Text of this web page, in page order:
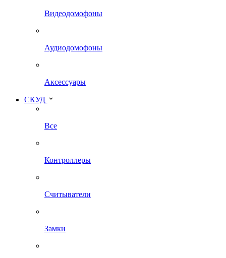
Видеодомофоны
Аудиодомофоны
Аксессуары
СКУД
Все
Контроллеры
Считыватели
Замки